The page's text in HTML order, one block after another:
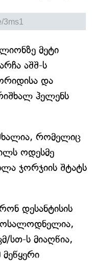
მეტი
აშშ-ს
და
ჰელენს
რომელიც
ოდესმე
ჯორჯიის შტატს
დესანტისის
სთ-ს მიაღწია,